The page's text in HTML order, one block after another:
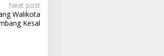
Next post
Walikota
Kesal